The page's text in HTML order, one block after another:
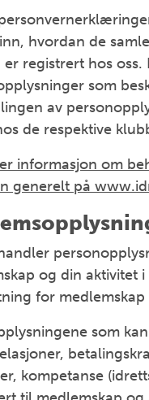
hvordan de
er registrert hos
som
av
de respektive
informasjon om
generelt på
og din aktivitet
for
som
kompetanse